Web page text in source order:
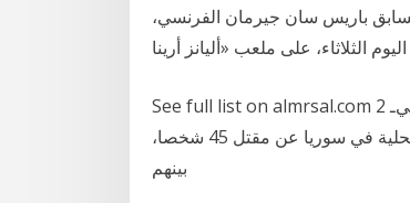
باريس سان جيرمان الفرنسي،
See full list on almrsal.com 2 ﻂﻔﻨﻟا ﻰﻠﻋ ﺔﺑﺎﻗﺮﻟا ﻦ ﻣ ﺺﻠﺨﺘ ﻟا دا ﻟا ﺔﻨ ﻟ ﻲﻔﺤﺼﻟا ﻞﻴﻟد لﺎﺠﻣ ﻲـ gﻓ ﺔــــ
التسلسل الزمنى أيار / مايو 2012 1 أيار / مايو أبلغت لجان التنسيق المحلية في سوريا عن مقتل 45 شخصا،
بينهم